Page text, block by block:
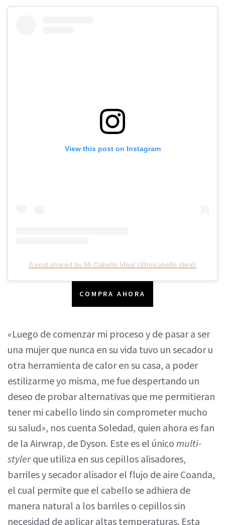
View this post on Instagram
A post shared by Mi Cabello Ideal (@micabello.ideal)
COMPRA AHORA
«Luego de comenzar mi proceso y de pasar a ser
una mujer que nunca en su vida tuvo un secador u
otra herramienta de calor en su casa, a poder
estilizarme yo misma, me fue despertando un
deseo de probar alternativas que me permitieran
tener mi cabello lindo sin comprometer mucho
su salud», nos cuenta Soledad, quien ahora es fan
de la Airwrap, de Dyson. Este es el único multi-
stylerque utiliza en sus cepillos alisadores,
barriles y secador alisador el flujo de aire Coanda,
el cual permite que el cabello se adhiera de
manera natural a los barriles o cepillos sin
necesidad de aplicar altas temperaturas. Esta